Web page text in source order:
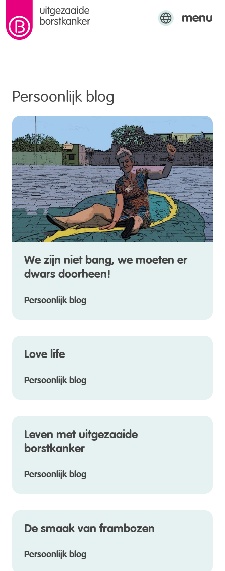
naar de inhoud menu
Persoonlijk blog
We zijn niet bang, we moeten er
dwars doorheen!
Persoonlijk blog
Love life
Persoonlijk blog
Leven met uitgezaaide
borstkanker
Persoonlijk blog
De smaak van frambozen
Persoonlijk blog